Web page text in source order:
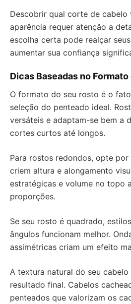
Descobrir qual corte de cabelo
aparência requer atenção a
escolha certa pode realçar
aumentar sua confiança
Dicas Baseadas no
O formato do seu rosto é o
seleção do penteado ideal.
versáteis e adaptam-se bem a
cortes curtos até longos.
Para rostos redondos, opte
criem altura e alongamento
estratégicas e volume no topo
proporções.
Se seu rosto é quadrado,
ângulos funcionam melhor.
assimétricas criam um efeito
A textura natural do seu
resultado final. Cabelos
penteados que valorizam os